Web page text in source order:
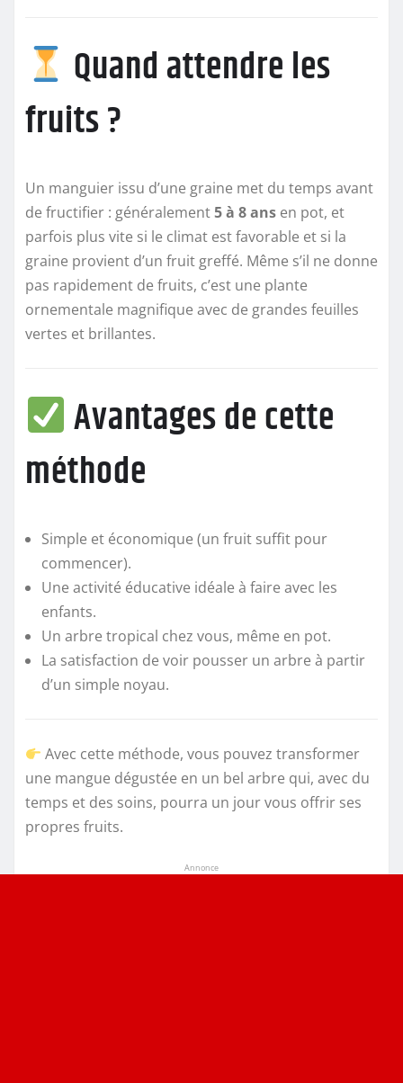
Quand attendre les
fruits ?
Un manguier issu d’une graine met du temps avant
de fructifier : généralement5 à 8 ans en pot, et
parfois plus vite si le climat est favorable et si la
graine provient d’un fruit greffé. Même s’il ne donne
pas rapidement de fruits, c’est une plante
ornementale magnifique avec de grandes feuilles
vertes et brillantes.
Avantages de cette
méthode
Simple et économique (un fruit suffit pour
commencer).
Une activité éducative idéale à faire avec les
enfants.
Un arbre tropical chez vous, même en pot.
La satisfaction de voir pousser un arbre à partir
d’un simple noyau.
Avec cette méthode, vous pouvez transformer
une mangue dégustée en un bel arbre qui, avec du
temps et des soins, pourra un jour vous offrir ses
propres fruits.
Annonce